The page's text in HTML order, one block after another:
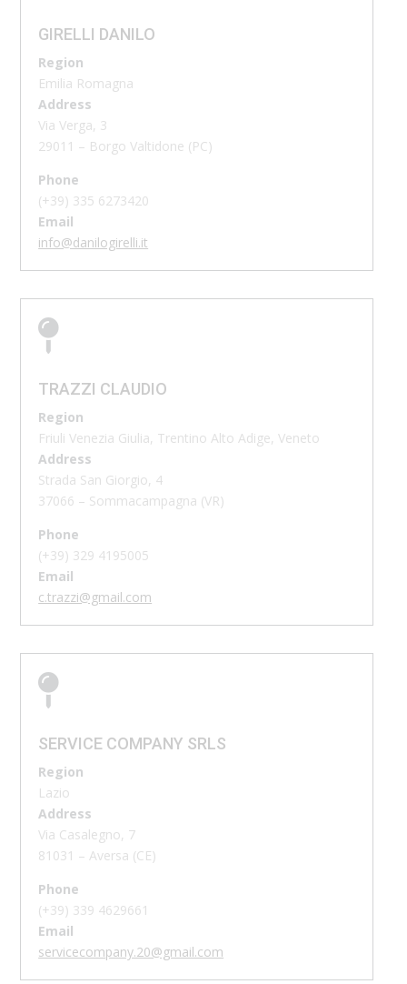
GIRELLI DANILO
Region
Emilia Romagna
Address
Via Verga, 3
29011 – Borgo Valtidone (PC)
Phone
(+39) 335 6273420
Email
info@danilogirelli.it

TRAZZI CLAUDIO
Region
Friuli Venezia Giulia, Trentino Alto Adige, Veneto
Address
Strada San Giorgio, 4
37066 – Sommacampagna (VR)
Phone
(+39) 329 4195005
Email
c.trazzi@gmail.com

SERVICE COMPANY SRLS
Region
Lazio
Address
Via Casalegno, 7
81031 – Aversa (CE)
Phone
(+39) 339 4629661
Email
servicecompany.20@gmail.com